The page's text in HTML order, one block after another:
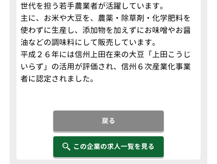
世代を担う若手農業者が活躍しています。
主に、お米や大豆を、農薬・除草剤・化学肥料を
使わずに生産し、添加物を加えずにお味噌やお醤
油などの調味料にして販売しています。
平成２６年には信州上田在来の大豆「上田こうじ
いらず」の活用が評価され、信州６次産業化事業
者に認定されました。
戻る
この企業の求人一覧を見る